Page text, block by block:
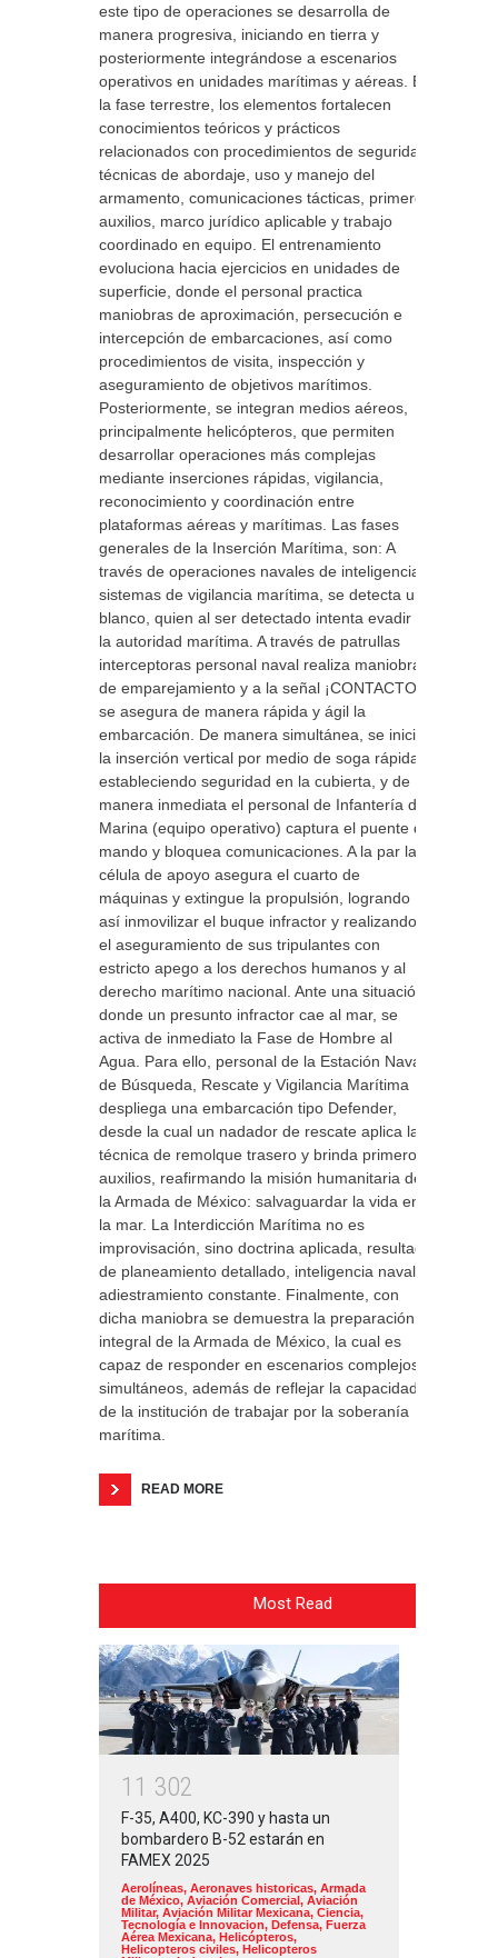
este tipo de operaciones se desarrolla de
manera progresiva, iniciando en tierra y
posteriormente integrándose a escenarios
operativos en unidades marítimas y aéreas. En
la fase terrestre, los elementos fortalecen
conocimientos teóricos y prácticos
relacionados con procedimientos de seguridad,
técnicas de abordaje, uso y manejo del
armamento, comunicaciones tácticas, primeros
auxilios, marco jurídico aplicable y trabajo
coordinado en equipo. El entrenamiento
evoluciona hacia ejercicios en unidades de
superficie, donde el personal practica
maniobras de aproximación, persecución e
intercepción de embarcaciones, así como
procedimientos de visita, inspección y
aseguramiento de objetivos marítimos.
Posteriormente, se integran medios aéreos,
principalmente helicópteros, que permiten
desarrollar operaciones más complejas
mediante inserciones rápidas, vigilancia,
reconocimiento y coordinación entre
plataformas aéreas y marítimas. Las fases
generales de la Inserción Marítima, son: A
través de operaciones navales de inteligencia y
sistemas de vigilancia marítima, se detecta un
blanco, quien al ser detectado intenta evadir a
la autoridad marítima. A través de patrullas
interceptoras personal naval realiza maniobras
de emparejamiento y a la señal ¡CONTACTO!
se asegura de manera rápida y ágil la
embarcación. De manera simultánea, se inicia
la inserción vertical por medio de soga rápida,
estableciendo seguridad en la cubierta, y de
manera inmediata el personal de Infantería de
Marina (equipo operativo) captura el puente de
mando y bloquea comunicaciones. A la par la
célula de apoyo asegura el cuarto de
máquinas y extingue la propulsión, logrando
así inmovilizar el buque infractor y realizando
el aseguramiento de sus tripulantes con
estricto apego a los derechos humanos y al
derecho marítimo nacional. Ante una situación
donde un presunto infractor cae al mar, se
activa de inmediato la Fase de Hombre al
Agua. Para ello, personal de la Estación Naval
de Búsqueda, Rescate y Vigilancia Marítima
despliega una embarcación tipo Defender,
desde la cual un nadador de rescate aplica la
técnica de remolque trasero y brinda primeros
auxilios, reafirmando la misión humanitaria de
la Armada de México: salvaguardar la vida en
la mar. La Interdicción Marítima no es
improvisación, sino doctrina aplicada, resultado
de planeamiento detallado, inteligencia naval y
adiestramiento constante. Finalmente, con
dicha maniobra se demuestra la preparación
integral de la Armada de México, la cual es
capaz de responder en escenarios complejos y
simultáneos, además de reflejar la capacidad
de la institución de trabajar por la soberanía
marítima.
READ MORE
Most Read
1 1 302
F-35, A400, KC-390 y hasta un
bombardero B-52 estarán en
FAMEX 2025
Aerolíneas, Aeronaves historicas, Armada
de México, Aviación Comercial, Aviación
Militar, Aviación Militar Mexicana, Ciencia,
Tecnología e Innovacion, Defensa, Fuerza
Aérea Mexicana, Helicópteros,
Helicopteros civiles, Helicopteros